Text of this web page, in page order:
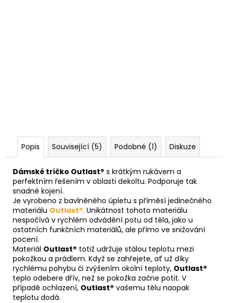
Popis Související (5) Podobné (1) Diskuze
Dámské tričko Outlast® s krátkým rukávem a
perfektním řešením v oblasti dekoltu. Podporuje tak
snadné kojení.
Je vyrobeno z bavlněného úpletu s příměsí jedinečného
materiálu Outlast®. Unikátnost tohoto materiálu
nespočívá v rychlém odvádění potu od těla, jako u
ostatních funkčních materiálů, ale přímo ve snižování
pocení.
Materiál Outlast® totiž udržuje stálou teplotu mezi
pokožkou a prádlem. Když se zahřejete, ať už díky
rychlému pohybu či zvýšením okolní teploty, Outlast®
teplo odebere dřív, než se pokožka začne potit. V
případě ochlazení, Outlast® vašemu tělu naopak
teplotu dodá.